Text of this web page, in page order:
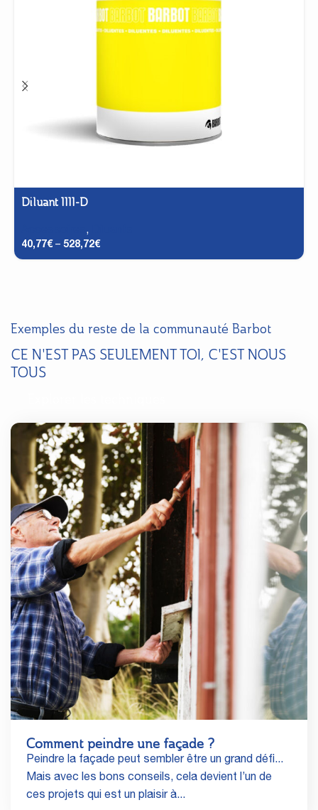
Diluant 1111-D
,
40,77€ – 528,72€
Exemples du reste de la communauté Barbot
CE N'EST PAS SEULEMENT TOI, C'EST NOUS
TOUS
Comment peindre une façade ?
Peindre la façade peut sembler être un grand défi...
Mais avec les bons conseils, cela devient l’un de
ces projets qui est un plaisir à...